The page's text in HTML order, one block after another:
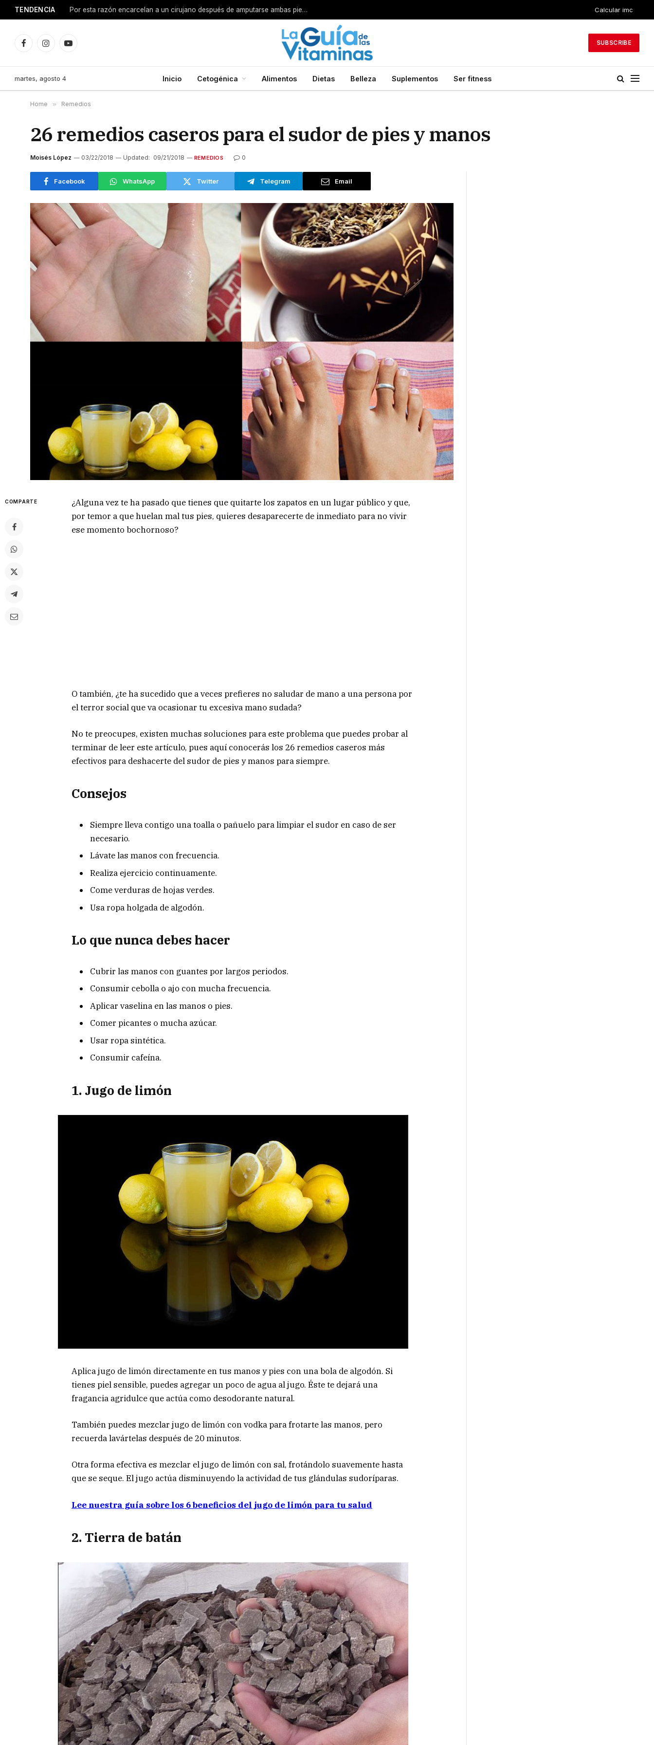
TENDENCIA Por esta razón encarcelan a un cirujano después de amputarse ambas piernas Calcular imc
FacebookInstagramYouTube
SUBSCRIBE
martes, agosto 4 Inicio Cetogénica Alimentos Dietas Belleza Suplementos Ser fitness
Home » Remedios
26 remedios caseros para el sudor de pies y manos
Moisés López 03/22/2018 Updated: 09/21/2018 REMEDIOS 0
Facebook WhatsApp Twitter Telegram Email
COMPARTE
¿Alguna vez te ha pasado que tienes que quitarte los zapatos en un lugar público y que,
por temor a que huelan mal tus pies, quieres desaparecerte de inmediato para no vivir
ese momento bochornoso?
O también, ¿te ha sucedido que a veces prefieres no saludar de mano a una persona por
el terror social que va ocasionar tu excesiva mano sudada?
No te preocupes, existen muchas soluciones para este problema que puedes probar al
terminar de leer este artículo, pues aquí conocerás los 26 remedios caseros más
efectivos para deshacerte del sudor de pies y manos para siempre.
Consejos
Siempre lleva contigo una toalla o pañuelo para limpiar el sudor en caso de ser
necesario.
Lávate las manos con frecuencia.
Realiza ejercicio continuamente.
Come verduras de hojas verdes.
Usa ropa holgada de algodón.
Lo que nunca debes hacer
Cubrir las manos con guantes por largos periodos.
Consumir cebolla o ajo con mucha frecuencia.
Aplicar vaselina en las manos o pies.
Comer picantes o mucha azúcar.
Usar ropa sintética.
Consumir cafeína.
1. Jugo de limón
Aplica jugo de limón directamente en tus manos y pies con una bola de algodón. Si
tienes piel sensible, puedes agregar un poco de agua al jugo. Éste te dejará una
fragancia agridulce que actúa como desodorante natural.
También puedes mezclar jugo de limón con vodka para frotarte las manos, pero
recuerda lavártelas después de 20 minutos.
Otra forma efectiva es mezclar el jugo de limón con sal, frotándolo suavemente hasta
que se seque. El jugo actúa disminuyendo la actividad de tus glándulas sudoríparas.
Lee nuestra guía sobre los 6 beneficios del jugo de limón para tu salud
2. Tierra de batán